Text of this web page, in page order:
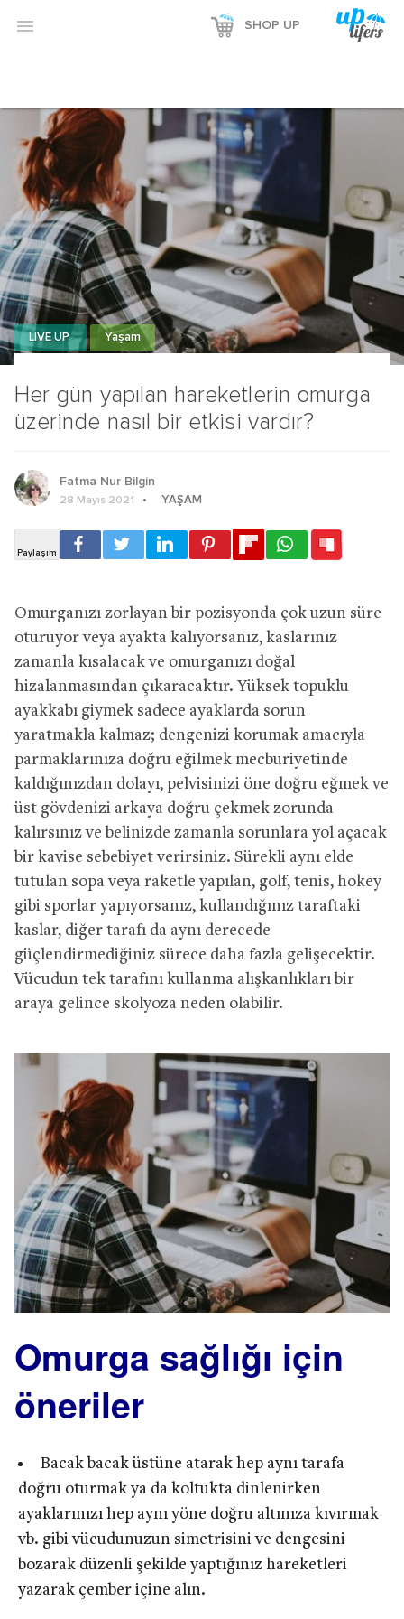
 SHOP UP
Her gün yapılan hareketlerin omurga
üzerinde nasıl bir etkisi vardır?
LIVE UP Yaşam
Fatma Nur Bilgin
28 Mayıs 2021 YAŞAM
Omurganızı zorlayan bir pozisyonda çok uzun süre
oturuyor veya ayakta kalıyorsanız, kaslarınız
zamanla kısalacak ve omurganızı doğal
hizalanmasından çıkaracaktır. Yüksek topuklu
ayakkabı giymek sadece ayaklarda sorun
yaratmakla kalmaz; dengenizi korumak amacıyla
parmaklarınıza doğru eğilmek mecburiyetinde
kaldığınızdan dolayı, pelvisinizi öne doğru eğmek ve
üst gövdenizi arkaya doğru çekmek zorunda
kalırsınız ve belinizde zamanla sorunlara yol açacak
bir kavise sebebiyet verirsiniz. Sürekli aynı elde
tutulan sopa veya raketle yapılan, golf, tenis, hokey
gibi sporlar yapıyorsanız, kullandığınız taraftaki
kaslar, diğer tarafı da aynı derecede
güçlendirmediğiniz sürece daha fazla gelişecektir.
Vücudun tek tarafını kullanma alışkanlıkları bir
araya gelince skolyoza neden olabilir.
Omurga sağlığı için
öneriler
Bacak bacak üstüne atarak hep aynı tarafa
doğru oturmak ya da koltukta dinlenirken
ayaklarınızı hep aynı yöne doğru altınıza kıvırmak
vb. gibi vücudunuzun simetrisini ve dengesini
bozarak düzenli şekilde yaptığınız hareketleri
yazarak çember içine alın.